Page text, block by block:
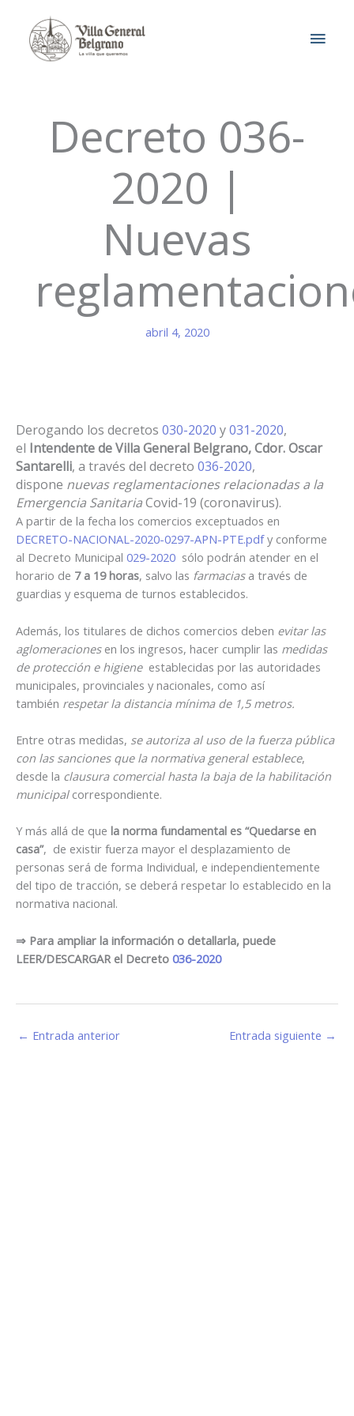
contenido
Decreto 036-
2020 |
Nuevas
abril 4, 2020
Derogando los decretos 030-2020 y031-2020,
el Intendente de Villa General Belgrano, Cdor. Oscar
Santarelli, a través del decreto 036-2020,
dispone nuevas reglamentaciones relacionadas a la
Emergencia SanitariaCovid-19 (coronavirus).
A partir de la fecha los comercios exceptuados en
DECRETO-NACIONAL-2020-0297-APN-PTE.pdfy conforme
al Decreto Municipal 029-2020 sólo podrán atender en el
horario de 7 a 19 horas, salvo las farmaciasa través de
guardias y esquema de turnos establecidos.
Además, los titulares de dichos comercios deben evitar las
aglomeracionesen los ingresos, hacer cumplir las medidas
de protección e higieneestablecidas por las autoridades
municipales, provinciales y nacionales, como así
también respetar la distancia mínima de 1,5 metros.
Entre otras medidas, se autoriza al uso de la fuerza pública
con las sanciones que la normativa general establece,
desde la clausura comercial hasta la baja de la habilitación
municipalcorrespondiente.
Y más allá de que la norma fundamental es “Quedarse en
casa”, de existir fuerza mayor el desplazamiento de
personas será de forma Individual, e independientemente
del tipo de tracción, se deberá respetar lo establecido en la
normativa nacional.
⇒ Para ampliar la información o detallarla, puede
LEER/DESCARGAR el Decreto 036-2020
← Entrada anterior Entrada siguiente →